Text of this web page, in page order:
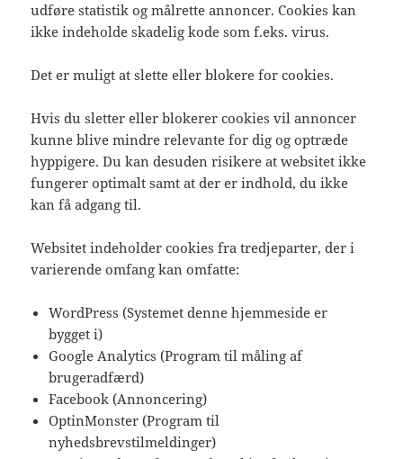
udføre statistik og målrette annoncer. Cookies kan
ikke indeholde skadelig kode som f.eks. virus.
Det er muligt at slette eller blokere for cookies.
Hvis du sletter eller blokerer cookies vil annoncer
kunne blive mindre relevante for dig og optræde
hyppigere. Du kan desuden risikere at websitet ikke
fungerer optimalt samt at der er indhold, du ikke
kan få adgang til.
Websitet indeholder cookies fra tredjeparter, der i
varierende omfang kan omfatte:
WordPress (Systemet denne hjemmeside er
bygget i)
Google Analytics (Program til måling af
brugeradfærd)
Facebook (Annoncering)
OptinMonster (Program til
nyhedsbrevstilmeldinger)